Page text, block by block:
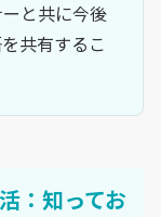
と共に今後
共有するこ
：知ってお